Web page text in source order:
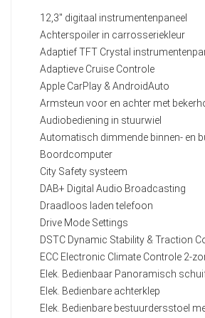
12,3" digitaal instrumentenpaneel
Achterspoiler in carrosseriekleur
Adaptief TFT Crystal
Adaptieve Cruise Controle
Apple CarPlay & AndroidAuto
Armsteun voor en achter met
Audiobediening in stuurwiel
Automatisch dimmende binnen- en
Boordcomputer
City Safety systeem
DAB+ Digital Audio Broadcasting
Draadloos laden telefoon
Drive Mode Settings
DSTC Dynamic Stability & Traction
ECC Electronic Climate Controle 2-
Elek. Bedienbaar Panoramisch
Elek. Bedienbare achterklep
Elek. Bedienbare bestuurdersstoel